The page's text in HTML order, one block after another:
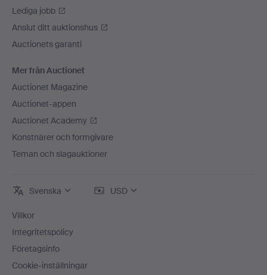
Lediga jobb
Anslut ditt auktionshus
Auctionets garanti
Mer från Auctionet
Auctionet Magazine
Auctionet-appen
Auctionet Academy
Konstnärer och formgivare
Teman och slagauktioner
Svenska USD
Villkor
Integritetspolicy
Företagsinfo
Cookie-inställningar